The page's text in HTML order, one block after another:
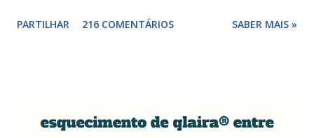
para não correr riscos. Os anticoncepcionais yasmin® e
deve fazer uma pausa de 7 dias, para menstruar. A mulher
PARTILHAR 216 COMENTÁRIOS SABER MAIS »